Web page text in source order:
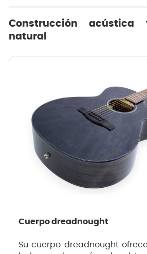
Construcción acústica
natural
Cuerpo dreadnought
Su cuerpo dreadnought